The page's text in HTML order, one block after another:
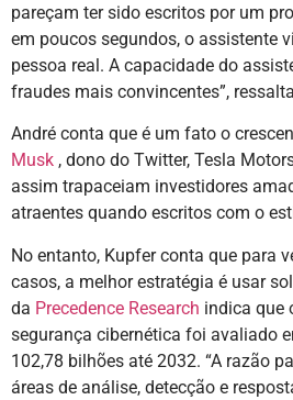
pareçam ter sido escritos por um
em poucos segundos, o assistente
pessoa real. A capacidade do
fraudes mais convincentes”,
André conta que é um fato o
Musk , dono do Twitter, Tesla
assim trapaceiam investidores
atraentes quando escritos com o
No entanto, Kupfer conta que para
casos, a melhor estratégia é usar
da Precedence Research indica que
segurança cibernética foi avaliado
102,78 bilhões até 2032. “A razão
áreas de análise, detecção e